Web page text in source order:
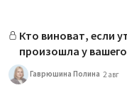
Кто виноват, если
произошла у
Гаврюшина Полина 2 авг